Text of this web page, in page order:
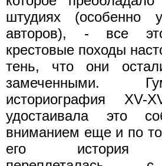
штудиях (особенно
авторов), - все
крестовые походы
тень, что они
замеченными.
историография
удостаивала это
вниманием еще и по
его история